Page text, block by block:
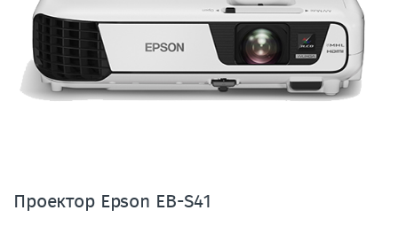
Проектор Epson EB-S41